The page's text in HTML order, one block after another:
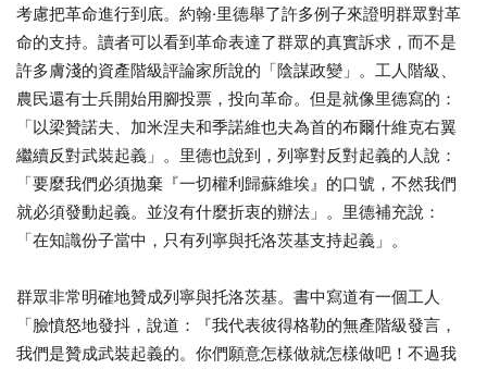
考慮把革命進行到底。約翰·里德舉了許多例子來證明群眾對革
命的支持。讀者可以看到革命表達了群眾的真實訴求，而不是
許多膚淺的資產階級評論家所說的「陰謀政變」。工人階級、
農民還有士兵開始用腳投票，投向革命。但是就像里德寫的：
「以梁贊諾夫、加米涅夫和季諾維也夫為首的布爾什維克右翼
繼續反對武裝起義」。里德也說到，列寧對反對起義的人說：
「要麼我們必須拋棄『一切權利歸蘇維埃』的口號，不然我們
就必須發動起義。並沒有什麼折衷的辦法」。里德補充說：
「在知識份子當中，只有列寧與托洛茨基支持起義」。
群眾非常明確地贊成列寧與托洛茨基。書中寫道有一個工人
「臉憤怒地發抖，說道：『我代表彼得格勒的無產階級發言，
我們是贊成武裝起義的。你們願意怎樣做就怎樣做吧！不過我